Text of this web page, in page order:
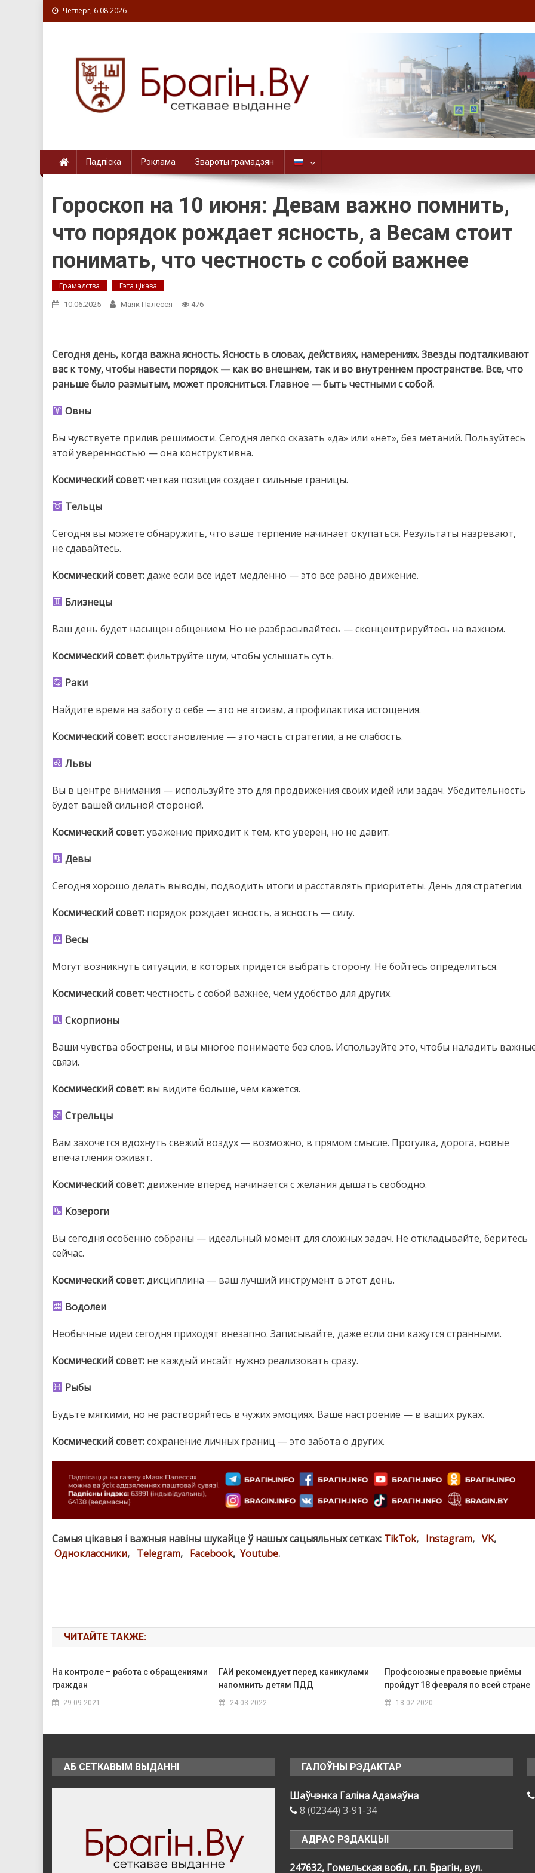
Четверг, 6.08.2026
Падпіска Рэклама Звароты грамадзян
Гороскоп на 10 июня: Девам важно помнить,
что порядок рождает ясность, а Весам стоит
понимать, что честность с собой важнее
Грамадства Гэта цікава
10.06.2025 Маяк Палесся 476
Сегодня день, когда важна ясность. Ясность в словах, действиях, намерениях. Звезды подталкивают
вас к тому, чтобы навести порядок — как во внешнем, так и во внутреннем пространстве. Все, что
раньше было размытым, может проясниться. Главное — быть честными с собой.
Овны
Вы чувствуете прилив решимости. Сегодня легко сказать «да» или «нет», без метаний. Пользуйтесь
этой уверенностью — она конструктивна.
Космический совет:четкая позиция создает сильные границы.
Тельцы
Сегодня вы можете обнаружить, что ваше терпение начинает окупаться. Результаты назревают,
не сдавайтесь.
Космический совет:даже если все идет медленно — это все равно движение.
Близнецы
Ваш день будет насыщен общением. Но не разбрасывайтесь — сконцентрируйтесь на важном.
Космический совет:фильтруйте шум, чтобы услышать суть.
Раки
Найдите время на заботу о себе — это не эгоизм, а профилактика истощения.
Космический совет: восстановление — это часть стратегии, а не слабость.
Львы
Вы в центре внимания — используйте это для продвижения своих идей или задач. Убедительность
будет вашей сильной стороной.
Космический совет:уважение приходит к тем, кто уверен, но не давит.
Девы
Сегодня хорошо делать выводы, подводить итоги и расставлять приоритеты. День для стратегии.
Космический совет: порядок рождает ясность, а ясность — силу.
Весы
Могут возникнуть ситуации, в которых придется выбрать сторону. Не бойтесь определиться.
Космический совет:честность с собой важнее, чем удобство для других.
Скорпионы
Ваши чувства обострены, и вы многое понимаете без слов. Используйте это, чтобы наладить
связи.
Космический совет: вы видите больше, чем кажется.
Стрельцы
Вам захочется вдохнуть свежий воздух — возможно, в прямом смысле. Прогулка, дорога, новые
впечатления оживят.
Космический совет:движение вперед начинается с желания дышать свободно.
Козероги
Вы сегодня особенно собраны — идеальный момент для сложных задач. Не откладывайте, беритесь
сейчас.
Космический совет:дисциплина — ваш лучший инструмент в этот день.
Водолеи
Необычные идеи сегодня приходят внезапно. Записывайте, даже если они кажутся странными.
Космический совет: не каждый инсайт нужно реализовать сразу.
Рыбы
Будьте мягкими, но не растворяйтесь в чужих эмоциях. Ваше настроение — в ваших руках.
Космический совет:сохранение личных границ — это забота о других.
Самыя цікавыя і важныя навіны шукайце ў нашых сацыяльных сетках: TikTok, Instagram, VK,
Одноклассники, Telegram, Facebook, Youtube.
ЧИТАЙТЕ ТАКЖЕ:
На контроле – работа с обращениями
граждан
29.09.2021
ГАИ рекомендует перед каникулами
напомнить детям ПДД
24.03.2022
Профсоюзные правовые приёмы
пройдут 18 февраля по всей стране
18.02.2020
АБ СЕТКАВЫМ ВЫДАННІ ГАЛОЎНЫ РЭДАКТАР
Шаўчэнка Галіна Адамаўна
8 (02344) 3-91-34
АДРАС РЭДАКЦЫІ
247632, Гомельская вобл., г.п. Брагін, вул.